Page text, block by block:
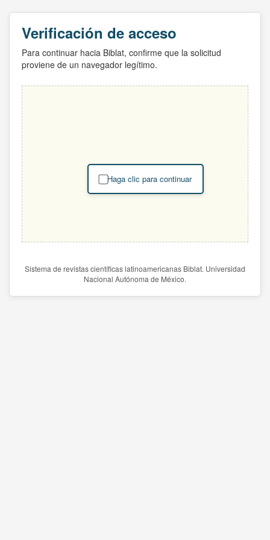
Verificación de acceso
Para continuar hacia Biblat, confirme que la solicitud
proviene de un navegador legítimo.
Haga clic para continuar
Sistema de revistas científicas latinoamericanas Biblat. Universidad
Nacional Autónoma de México.